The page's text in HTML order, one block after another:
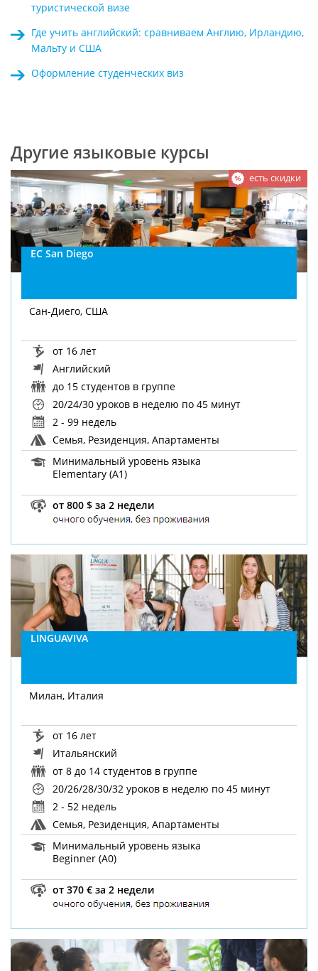
туристической визе
Где учить английский: сравниваем Англию, Ирландию,
Мальту и США
Оформление студенческих виз
Другие языковые курсы
EC San Diego
есть скидки
Сан-Диего, США
от 16 лет
Английский
до 15 студентов в группе
20/24/30 уроков в неделю по 45 минут
2 - 99 недель
Семья, Резиденция, Апартаменты
Минимальный уровень языка
Elementary (A1)
от 800 $ за 2 недели
LINGUAVIVA
Милан, Италия
от 16 лет
Итальянский
от 8 до 14 студентов в группе
20/26/28/30/32 уроков в неделю по 45 минут
2 - 52 недель
Семья, Резиденция, Апартаменты
Минимальный уровень языка
Beginner (A0)
от 370 € за 2 недели